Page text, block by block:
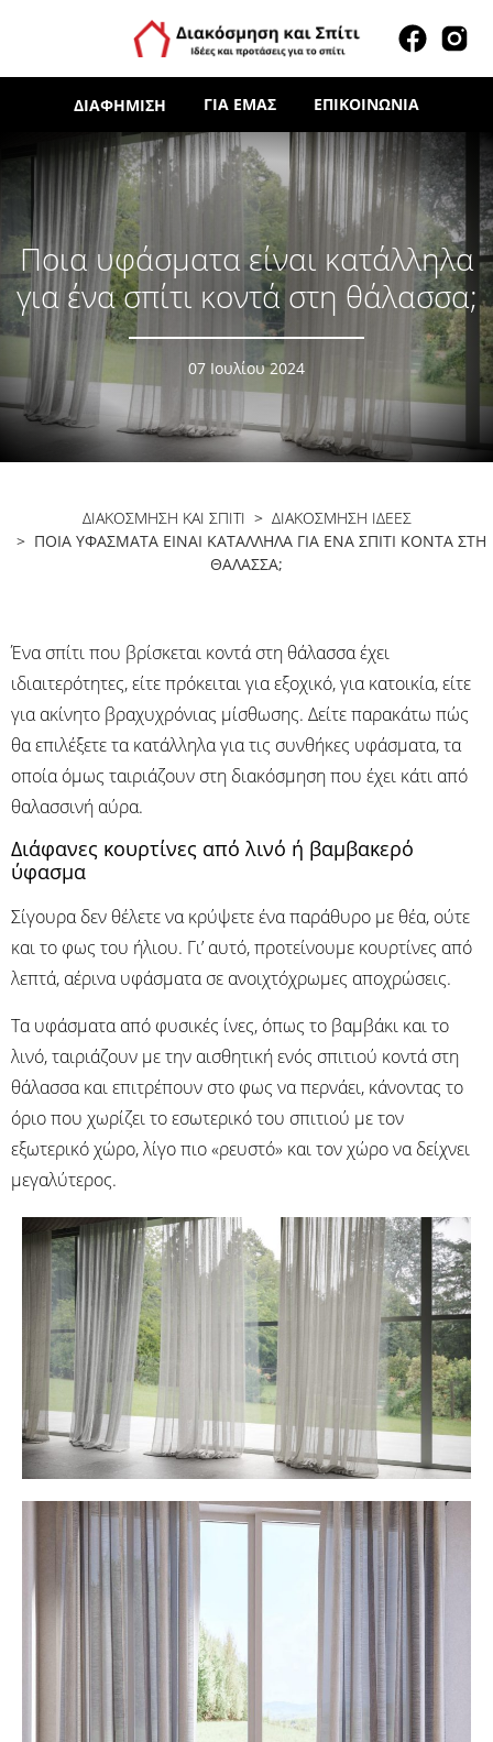
ΔΙΑΦΉΜΙΣΗ ΓΙΑ ΕΜΆΣ ΕΠΙΚΟΙΝΩΝΊΑ
Ποια υφάσματα είναι κατάλληλα
για ένα σπίτι κοντά στη θάλασσα;
07 Ιουλίου 2024
ΔΙΑΚΟΣΜΗΣΗ ΚΑΙ ΣΠΙΤΙ > ΔΙΑΚΌΣΜΗΣΗ ΙΔΈΕΣ
> ΠΟΙΑ ΥΦΆΣΜΑΤΑ ΕΊΝΑΙ ΚΑΤΆΛΛΗΛΑ ΓΙΑ ΈΝΑ ΣΠΊΤΙ ΚΟΝΤΆ ΣΤΗ
ΘΆΛΑΣΣΑ;
Ένα σπίτι που βρίσκεται κοντά στη θάλασσα έχει
ιδιαιτερότητες, είτε πρόκειται για εξοχικό, για κατοικία, είτε
για ακίνητο βραχυχρόνιας μίσθωσης. Δείτε παρακάτω πώς
θα επιλέξετε τα κατάλληλα για τις συνθήκες υφάσματα, τα
οποία όμως ταιριάζουν στη διακόσμηση που έχει κάτι από
θαλασσινή αύρα.
Διάφανες κουρτίνες από λινό ή βαμβακερό
ύφασμα
Σίγουρα δεν θέλετε να κρύψετε ένα παράθυρο με θέα, ούτε
και το φως του ήλιου. Γι’ αυτό, προτείνουμε κουρτίνες από
λεπτά, αέρινα υφάσματα σε ανοιχτόχρωμες αποχρώσεις.
Τα υφάσματα από φυσικές ίνες, όπως το βαμβάκι και το
λινό, ταιριάζουν με την αισθητική ενός σπιτιού κοντά στη
θάλασσα και επιτρέπουν στο φως να περνάει, κάνοντας το
όριο που χωρίζει το εσωτερικό του σπιτιού με τον
εξωτερικό χώρο, λίγο πιο «ρευστό» και τον χώρο να δείχνει
μεγαλύτερος.